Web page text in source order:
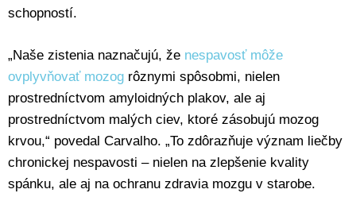
schopností.
„Naše zistenia naznačujú, že nespavosť môže
ovplyvňovať mozog rôznymi spôsobmi, nielen
prostredníctvom amyloidných plakov, ale aj
prostredníctvom malých ciev, ktoré zásobujú mozog
krvou,“ povedal Carvalho. „To zdôrazňuje význam liečby
chronickej nespavosti – nielen na zlepšenie kvality
spánku, ale aj na ochranu zdravia mozgu v starobe.